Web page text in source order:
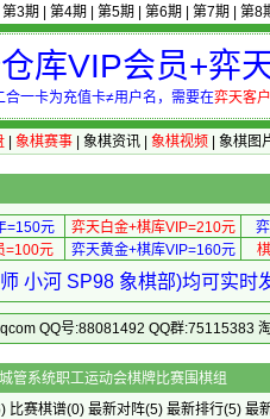
第3期 第4期 第5期 第6期 第7期 第8
库VIP会员+弈
合一卡为充值卡≠用户名，需要在弈天客
| 象棋赛事| 象棋资讯| 象棋视频 象棋图
=150元 弈天白金+棋库VIP=210元
=100元 弈天黄金+棋库VIP=160元
小河 SP98 象棋部)均可实时
QQ号:88081492 QQ群:75115383
届杭州市城管系统职工运动会
比赛棋谱(0) 最新对阵(5) 最新排行(5) 最